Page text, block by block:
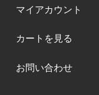
マイアカウント
カートを見る
お問い合わせ